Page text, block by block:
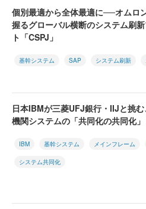
個別最適から全体最適に──オムロ
握るグローバル横断のシステム刷
ト「CSPJ」
基幹システム SAP システム刷新
日本IBMが三菱UFJ銀行・IIJと挑
機関システムの「共同化の共同化」
IBM 基幹システム メインフレーム
システム共同化